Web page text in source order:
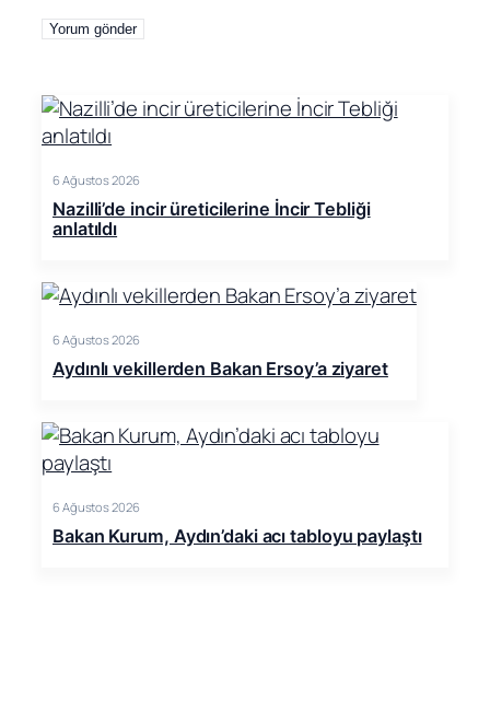
6 Ağustos 2026
Nazilli’de incir üreticilerine İncir Tebliği
anlatıldı
6 Ağustos 2026
Aydınlı vekillerden Bakan Ersoy’a ziyaret
6 Ağustos 2026
Bakan Kurum, Aydın’daki acı tabloyu paylaştı